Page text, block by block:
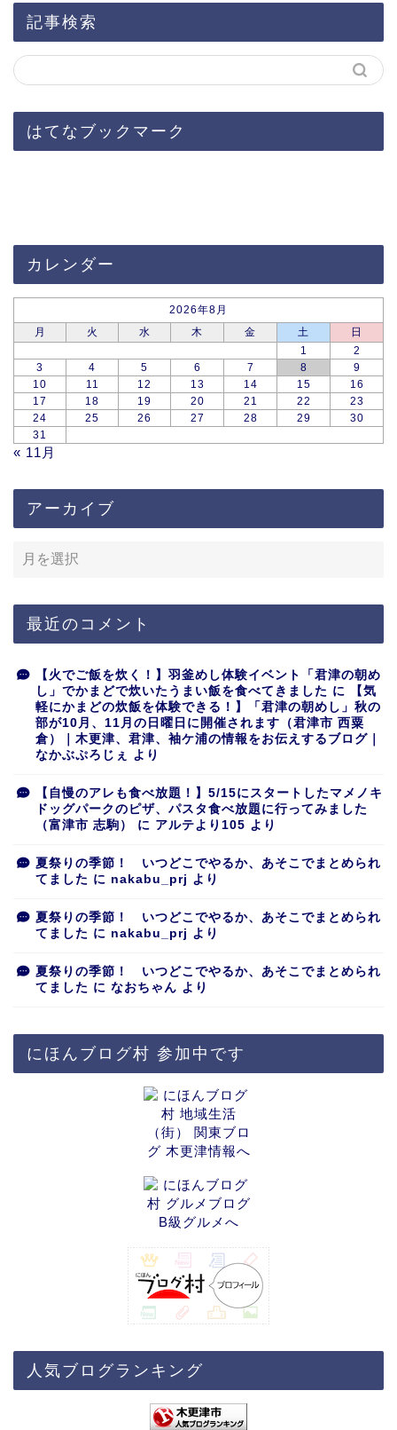
記事検索
はてなブックマーク
カレンダー
2026年8月
月
火 水 木 金 土
日
1
2
3
4 5 6 7 8
9
10
11 12 13 14 15
16
17
18 19 20 21 22
23
24
25 26 27 28 29
30
31
« 11月
アーカイブ
最近のコメント
【火でご飯を炊く！】羽釜めし体験イベント「君津の朝め
し」でかまどで炊いたうまい飯を食べてきました に
【気
軽にかまどの炊飯を体験できる！】「君津の朝めし」秋の
部が10月、11月の日曜日に開催されます（君津市 西粟
倉）｜木更津、君津、袖ケ浦の情報をお伝えするブログ｜
なかぶぷろじぇ
より
【自慢のアレも食べ放題！】5/15にスタートしたマメノキ
ドッグパークのピザ、パスタ食べ放題に行ってみました
（富津市 志駒）
に アルテより105 より
夏祭りの季節！ いつどこでやるか、あそこでまとめられ
てました に nakabu_prj より
夏祭りの季節！ いつどこでやるか、あそこでまとめられ
てました に nakabu_prj より
夏祭りの季節！ いつどこでやるか、あそこでまとめられ
てました に なおちゃん より
にほんブログ村 参加中です
人気ブログランキング